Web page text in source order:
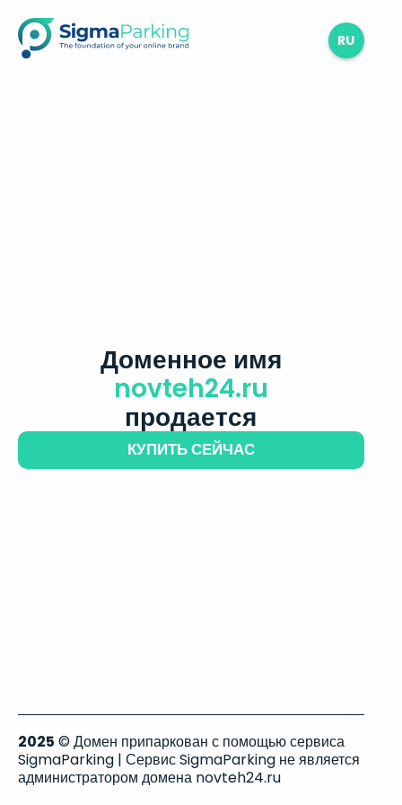
RU
Доменное имя
novteh24.ru
продается
КУПИТЬ СЕЙЧАС
2025 © Домен припаркован с помощью сервиса
SigmaParking | Сервис SigmaParking не является
администратором домена novteh24.ru